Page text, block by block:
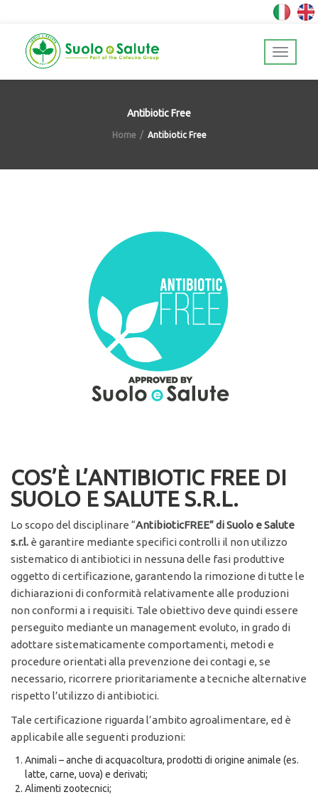
Antibiotic Free
Home Antibiotic Free
COS’È L’ANTIBIOTIC FREE DI
SUOLO E SALUTE S.R.L.
Lo scopo del disciplinare “AntibioticFREE” di Suolo e Salute
s.r.l. è garantire mediante specifici controlli il non utilizzo
sistematico di antibiotici in nessuna delle fasi produttive
oggetto di certificazione, garantendo la rimozione di tutte le
dichiarazioni di conformità relativamente alle produzioni
non conformi a i requisiti. Tale obiettivo deve quindi essere
perseguito mediante un management evoluto, in grado di
adottare sistematicamente comportamenti, metodi e
procedure orientati alla prevenzione dei contagi e, se
necessario, ricorrere prioritariamente a tecniche alternative
rispetto l’utilizzo di antibiotici.
Tale certificazione riguarda l’ambito agroalimentare, ed è
applicabile alle seguenti produzioni:
Animali – anche di acquacoltura, prodotti di origine animale (es.
latte, carne, uova) e derivati;
Alimenti zootecnici;